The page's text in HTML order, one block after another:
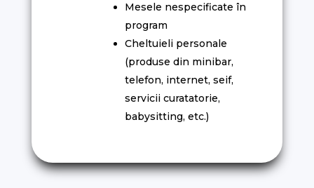
Mesele nespecificate în
program
Cheltuieli personale
(produse din minibar,
telefon, internet, seif,
servicii curatatorie,
babysitting, etc.)